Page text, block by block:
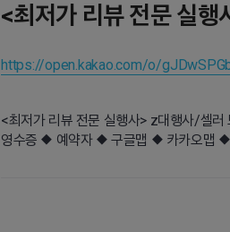
<최저가 리뷰 전문 실행
https://open.kakao.com/o/
<최저가 리뷰 전문 실행사> z대행사/셀
영수증 ◆ 예약자 ◆ 구글맵 ◆ 카카오맵